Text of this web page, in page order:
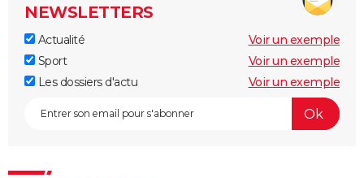
NEWSLETTERS
Actualité
Voir un exemple
Sport
Voir un exemple
Les dossiers d'actu
Voir un exemple